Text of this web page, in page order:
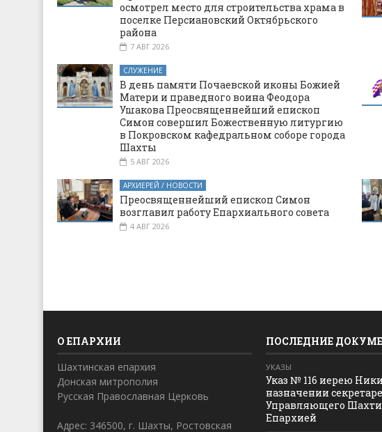
осмотрел место для строительства храма в
поселке Персиановский Октябрьского
района
7 АВГ 2026
СЛУЖЕНИЕ
В день памяти Почаевской иконы Божией
Матери и праведного воина Феодора
Ушакова Преосвященнейший епископ
Симон совершил Божественную литургию
в Покровском кафедральном соборе города
Шахты
5 АВГ 2026
АРХИЕРЕЙ / НОВОСТИ
Преосвященнейший епископ Симон
возглавил работу Епархиального совета
4 АВГ 2026
О ЕПАРХИИ
Шахтинская епархия
Донская митрополия
Русская Православная Церковь
Адрес: 346500, г. Шахты, Ростовская
ПОСЛЕДНИЕ
УКАЗЫ
Указ № 116 иерею
назначении
Управляющего
Епархией